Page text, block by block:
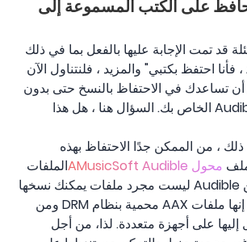
تحافظ على الكتب المسموعة إلى
قد تمت الإجابة عليها بالفعل بما في ذلك
"إذا ألغيت Audible ، فأنا احتفظ بكتبي" والمزيد ، فلنتناول الآن
أن تساعدك في الاحتفاظ بالنسخ حتى بدون
استرداد اشتراك Audible الخاص بك. السؤال هنا ، هل هذا
، من الممكن جدًا الاحتفاظ بهذه
محول AMusicSoft Audible
الملفات
التي يتم شراؤها من Audible ليست مجرد ملفات يمكنك نسخها
في أي مكان تريده. إنها ملفات AAX محمية بنظام DRM ومن
على أجهزة متعددة. لذا، من أجل